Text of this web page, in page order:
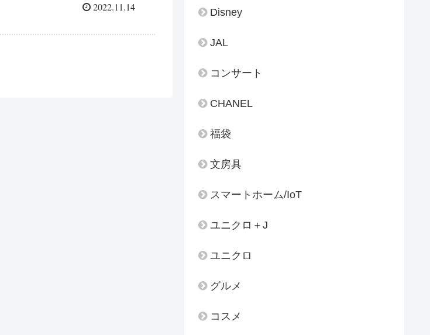
2022.11.14 Disney
JAL
コンサート
CHANEL
福袋
文房具
スマートホーム/IoT
ユニクロ＋J
ユニクロ
グルメ
コスメ